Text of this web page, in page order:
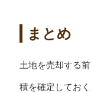
まとめ
土地を売却する
積を確定してお